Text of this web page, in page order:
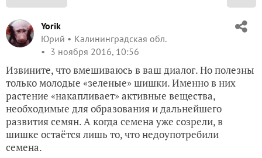
Yorik
Юрий
Калининградская обл.
3 ноября 2016, 10:56
Извините, что вмешиваюсь в ваш диалог. Но полезны
только молодые «зеленые» шишки. Именно в них
растение «накапливает» активные вещества,
необходимые для образования и дальнейшего
развития семян. А когда семена уже созрели, в
шишке остаётся лишь то, что недоупотребили
семена.